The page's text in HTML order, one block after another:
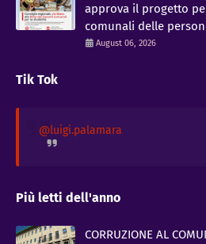
approva il progetto
comunali delle
August 06, 2026
Tik Tok
@luigi.palamara
Più letti dell'anno
CORRUZIONE AL